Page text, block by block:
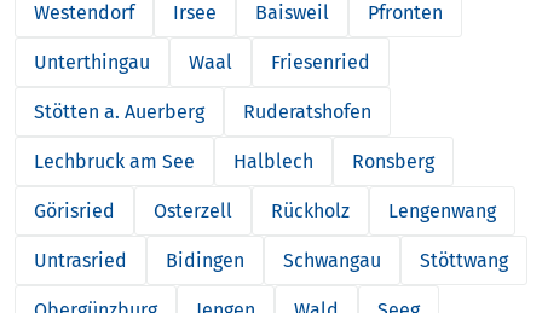
Westendorf Irsee Baisweil Pfronten
Unterthingau Waal Friesenried
Stötten a. Auerberg Ruderatshofen
Lechbruck am See Halblech Ronsberg
Görisried Osterzell Rückholz Lengenwang
Untrasried Bidingen Schwangau Stöttwang